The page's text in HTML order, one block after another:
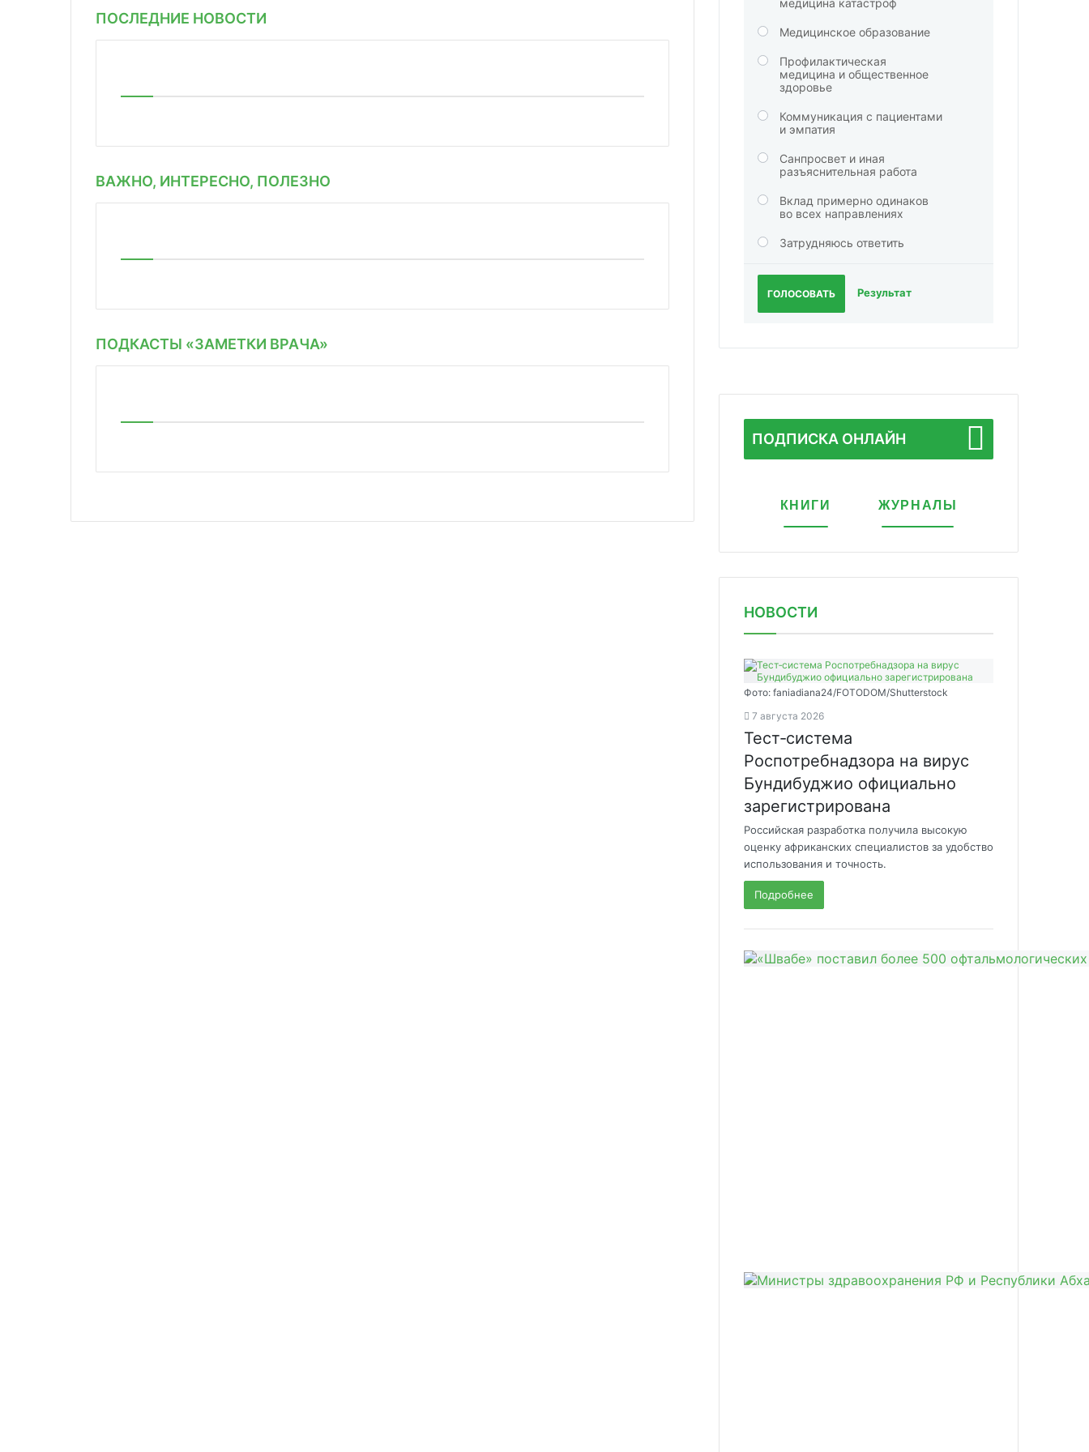
ПОСЛЕДНИЕ НОВОСТИ
ВАЖНО, ИНТЕРЕСНО, ПОЛЕЗНО
ПОДКАСТЫ «ЗАМЕТКИ ВРАЧА»
медицина катастроф
Медицинское образование
Профилактическая
медицина и общественное
здоровье
Коммуникация с пациентами
и эмпатия
Санпросвет и иная
разъяснительная работа
Вклад примерно одинаков
во всех направлениях
Затрудняюсь ответить
ГОЛОСОВАТЬ Результат
ПОДПИСКА ОНЛАЙН
КНИГИ ЖУРНАЛЫ
НОВОСТИ
Фото: faniadiana24/FOTODOM/Shutterstock
7 августа 2026
Тест‑система
Роспотребнадзора на вирус
Бундибуджио официально
зарегистрирована
Российская разработка получила высокую
оценку африканских специалистов за удобство
использования и точность.
Подробнее